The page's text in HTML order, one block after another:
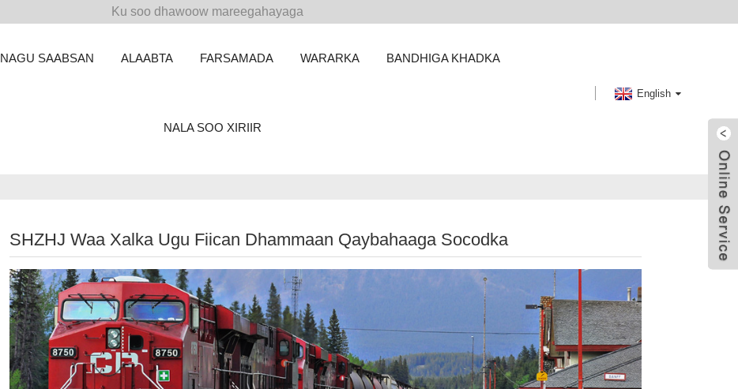
Ku soo dhawoow mareegahayaga
NAGU SAABSAN ALAABTA FARSAMADA WARARKA BANDHIGA KHADKA
NALA SOO XIRIIR
English
SHZHJ Waa Xalka Ugu Fiican Dhammaan Qaybahaaga Socodka